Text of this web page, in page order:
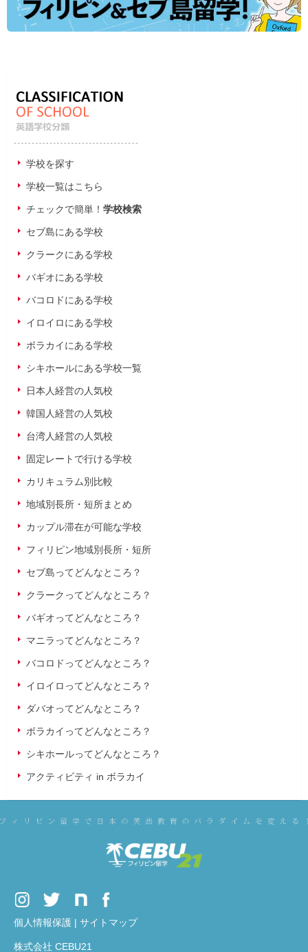
学校を探す
学校一覧はこちら
チェックで簡単！ 学校検索
セブ島にある学校
クラークにある学校
バギオにある学校
バコロドにある学校
イロイロにある学校
ボラカイにある学校
シキホールにある学校一覧
日本人経営の人気校
韓国人経営の人気校
台湾人経営の人気校
固定レートで行ける学校
カリキュラム別比較
地域別長所・短所まとめ
カップル滞在が可能な学校
フィリピン地域別長所・短所
セブ島ってどんなところ？
クラークってどんなところ？
バギオってどんなところ？
マニラってどんなところ？
バコロドってどんなところ？
イロイロってどんなところ？
ダバオってどんなところ？
ボラカイってどんなところ？
シキホールってどんなところ？
アクティビティ in ボラカイ
個人情報保護 | サイトマップ
株式会社 CEBU21